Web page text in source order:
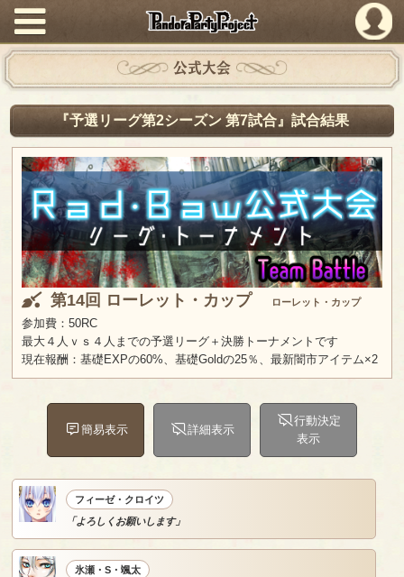
PandoraPartyProject
公式大会
『予選リーグ第2シーズン 第7試合』試合結果
第14回 ローレット・カップ ローレット・カップ
参加費：50RC
最大４人ｖｓ４人までの予選リーグ＋決勝トーナメントです
現在報酬：基礎EXPの60%、基礎Goldの25％、最新闇市アイテム×2
簡易表示 詳細表示
行動決定
表示
フィーゼ・クロイツ
「よろしくお願いします」
氷瀬・S・颯太